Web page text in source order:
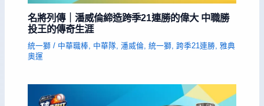
名將列傳｜潘威倫締造跨季21連勝的偉大 中職勝
投王的傳奇生涯
統一獅 / 中華職棒 中華隊 ,潘威倫 ,統一獅 跨季21連勝 ,雅典
奧運